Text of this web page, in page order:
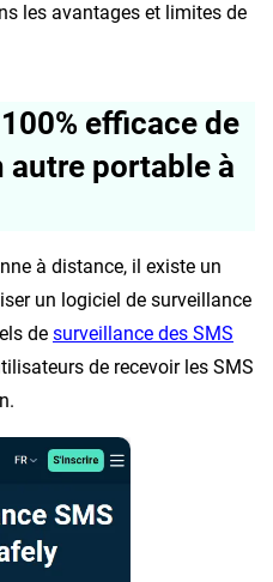
les avantages et limites de
efficace de
autre portable à
à distance, il existe un
un logiciel de surveillance
de surveillance des SMS
de recevoir les SMS